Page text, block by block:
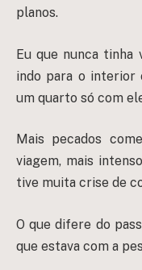
planos.
Eu que nunca tinha
indo para o interior
um quarto só com
Mais pecados
viagem, mais
tive muita crise de
O que difere do
que estava com a